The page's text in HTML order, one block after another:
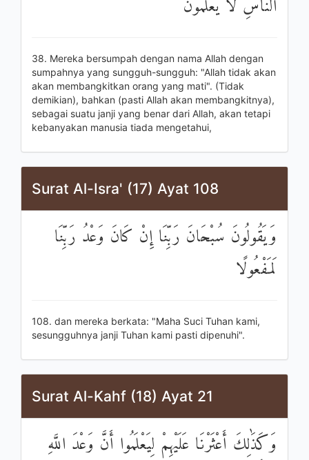
النَّاسِ لَا يَعْلَمُونَ
38. Mereka bersumpah dengan nama Allah dengan
sumpahnya yang sungguh-sungguh: "Allah tidak akan
akan membangkitkan orang yang mati". (Tidak
demikian), bahkan (pasti Allah akan membangkitnya),
sebagai suatu janji yang benar dari Allah, akan tetapi
kebanyakan manusia tiada mengetahui,
Surat Al-Isra' (17) Ayat 108
وَيَقُولُونَ سُبْحَانَ رَبِّنَا إِنْ كَانَ وَعْدُ رَبِّنَا
لَمَفْعُولًا
108. dan mereka berkata: "Maha Suci Tuhan kami,
sesungguhnya janji Tuhan kami pasti dipenuhi".
Surat Al-Kahf (18) Ayat 21
وَكَذَٰلِكَ أَعْثَرْنَا عَلَيْهِمْ لِيَعْلَمُوا أَنَّ وَعْدَ اللَّهِ